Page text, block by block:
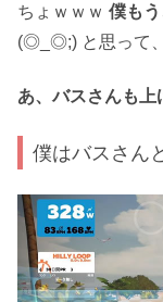
ちょｗｗｗ 僕も
(◎_◎;) と思って
あ、バスさんも上
僕はバスさん